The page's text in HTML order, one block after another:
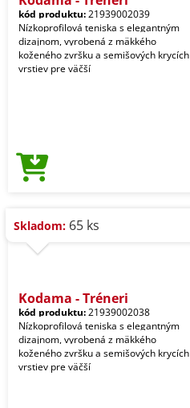
kód produktu:21939002039
Nízkoprofilová teniska s elegantným
dizajnom, vyrobená z mäkkého
koženého zvršku a semišových krycích
vrstiev pre väčší
Skladom: 65 ks
Kodama - Tréneri
kód produktu:21939002038
Nízkoprofilová teniska s elegantným
dizajnom, vyrobená z mäkkého
koženého zvršku a semišových krycích
vrstiev pre väčší